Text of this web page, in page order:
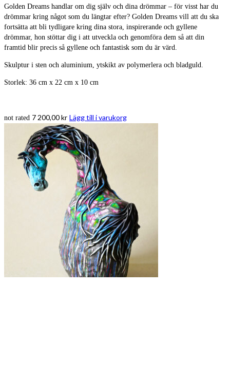
Golden Dreams handlar om dig själv och dina drömmar – för visst har du
drömmar kring något som du längtar efter? Golden Dreams vill att du ska
fortsätta att bli tydligare kring dina stora, inspirerande och gyllene
drömmar, hon stöttar dig i att utveckla och genomföra dem så att din
framtid blir precis så gyllene och fantastisk som du är värd.
Skulptur i sten och aluminium, ytskikt av polymerlera och bladguld.
Storlek: 36 cm x 22 cm x 10 cm
not rated 7 200,00kr Lägg till i varukorg